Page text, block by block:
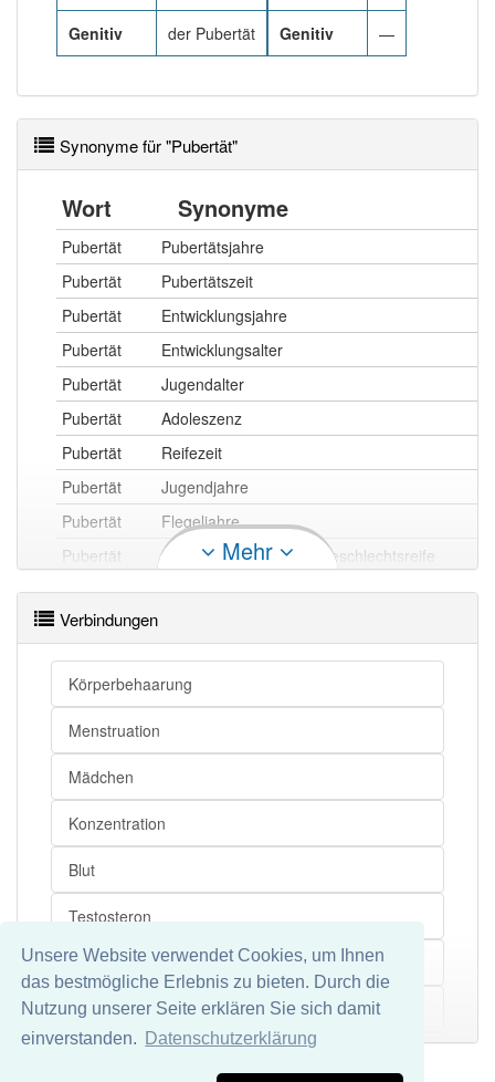
Unsere Website verwendet Cookies, um Ihnen
das bestmögliche Erlebnis zu bieten. Durch die
Nutzung unserer Seite erklären Sie sich damit
einverstanden.
Datenschutzerklärung
Genitiv der Pubertät Genitiv —
Synonyme für "Pubertät"
Wort Synonyme
Pubertät
Pubertätsjahre
Pubertät
Pubertätszeit
Pubertät
Entwicklungsjahre
Pubertät
Entwicklungsalter
Pubertät
Jugendalter
Pubertät
Adoleszenz
Pubertät
Reifezeit
Pubertät
Jugendjahre
Pubertät
Flegeljahre
Pubertät
Zeit der einsetzenden Geschlechtsreife
Pubertät openthesaurus
Mehr
Verbindungen
Körperbehaarung
Menstruation
Mädchen
Konzentration
Blut
Testosteron
Geschlechtsreife
FortpflanzungsfähigkeitMehr
Datenschutz